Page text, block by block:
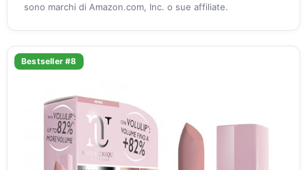
sono marchi di Amazon.com, Inc. o sue affiliate.
Bestseller #8